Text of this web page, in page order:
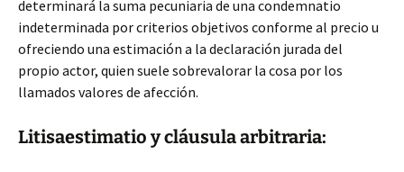
determinará la suma pecuniaria de una condemnatio
indeterminada por criterios objetivos conforme al precio u
ofreciendo una estimación a la declaración jurada del
propio actor, quien suele sobrevalorar la cosa por los
llamados valores de afección.
Litisaestimatio y cláusula arbitraria: